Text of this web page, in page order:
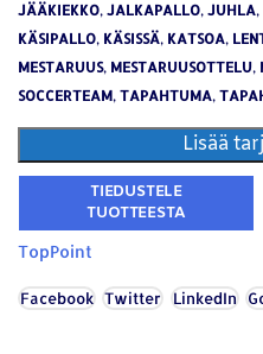
JÄÄKIEKKO, JALKAPALLO, JUHLA,
KÄSIPALLO, KÄSISSÄ, KATSOA,
MESTARUUS, MESTARUUSOTTELU,
SOCCERTEAM, TAPAHTUMA,
Lisää
TopPoint
Facebook Twitter LinkedIn